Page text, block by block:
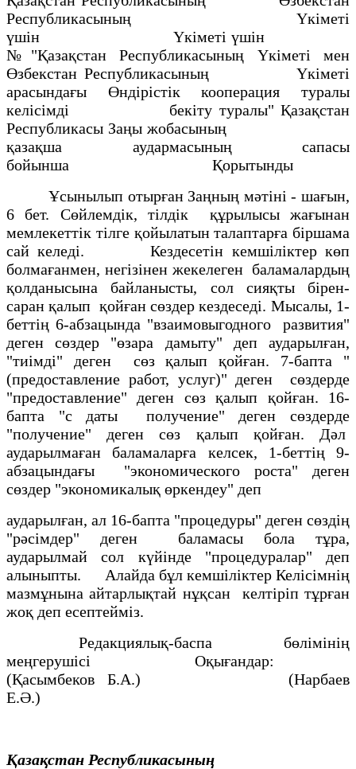
Республикасының Үкіметі
үшін Үкіметі үшін
№"Қазақстан Республикасының Үкіметі мен
Өзбекстан Республикасының Үкіметі
арасындағы Өндірістік кооперация туралы
келісімді бекіту туралы" Қазақстан
Республикасы Заңы жобасының
қазақша аудармасының сапасы
бойынша Қорытынды
Ұсынылып отырған Заңның мәтіні - шағын,
6 бет. Сөйлемдік, тілдік құрылысы жағынан
мемлекеттік тілге қойылатын талаптарға біршама
сай келеді. Кездесетін кемшіліктер көп
болмағанмен, негізінен жекелеген баламалардың
қолданысына байланысты, сол сияқты бірен-
саран қалып қойған сөздер кездеседі. Мысалы, 1-
беттің 6-абзацында "взаимовыгодного развития"
деген сөздер "өзара дамыту" деп аударылған,
"тиімді" деген сөз қалып қойған. 7-бапта "
(предоставление работ, услуг)" деген сөздерде
"предоставление" деген сөз қалып қойған. 16-
бапта "с даты получение" деген сөздерде
"получение" деген сөз қалып қойған. Дәл
аударылмаған баламаларға келсек, 1-беттің 9-
абзацындағы "экономического роста" деген
сөздер "экономикалық өркендеу" деп
аударылған, ал 16-бапта "процедуры" деген сөздің
"рәсімдер" деген баламасы бола тұра,
аударылмай сол күйінде "процедуралар" деп
алыныпты. Алайда бұл кемшіліктер Келісімнің
мазмұнына айтарлықтай нұқсан келтіріп тұрған
жоқ деп есептейміз.
Редакциялық-баспа бөлімінің
меңгерушісі Оқығандар:
(Қасымбеков Б.А.) (Нарбаев
Е.Ә.)
Қазақстан Республикасының